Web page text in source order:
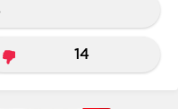
14